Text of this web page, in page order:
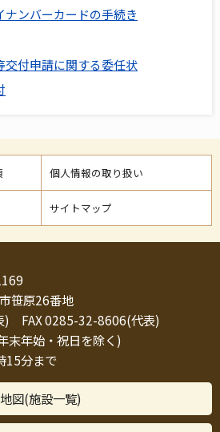
ンバーカードの手続き
交付申請に関する委任状
個人情報の取り扱い
サイトマップ
笹原26番地
) FAX 0285-32-8606(代表)
末年始・祝日を除く)
15分まで
地図(施設一覧)